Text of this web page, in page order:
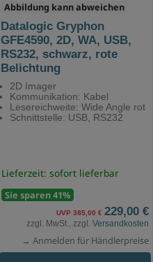
Abbildung kann abweichen
Datalogic Gryphon
GFE4590, 2D, WA, USB,
RS232, schwarz, rote
Belichtung
2D Imager
Kommunikation: Kabel
Lesereichweite: Wide Angle rot
Schnittstelle: USB, RS232
Lieferzeit: sofort lieferbar
Sie sparen 41%
UVP 385,00 € 229,00 €
zzgl. MwSt., zzgl. Versandkosten
→ Anmelden für Händlerpreise